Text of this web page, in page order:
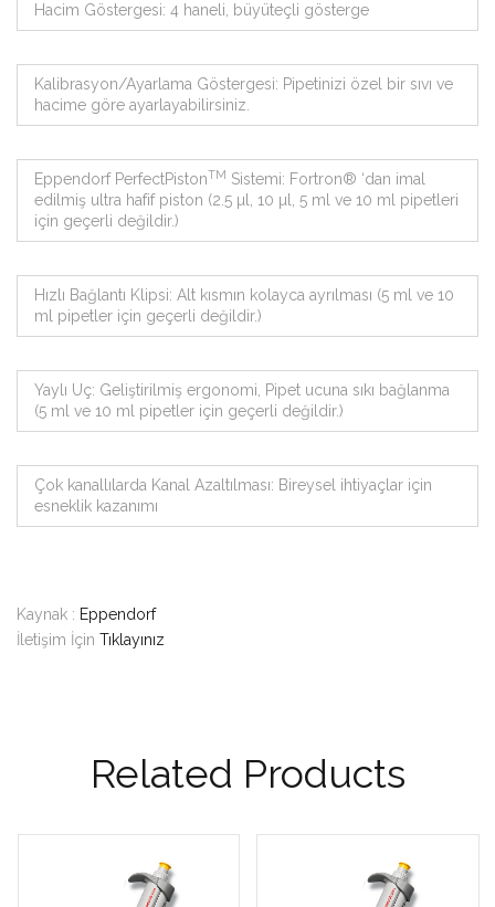
Hacim Göstergesi: 4 haneli, büyüteçli gösterge
Kalibrasyon/Ayarlama Göstergesi: Pipetinizi özel bir sıvı ve
hacime göre ayarlayabilirsiniz.
Eppendorf PerfectPistonTM Sistemi: Fortron® ‘dan imal
edilmiş ultra hafif piston (2.5 µl, 10 µl, 5 ml ve 10 ml pipetleri
için geçerli değildir.)
Hızlı Bağlantı Klipsi: Alt kısmın kolayca ayrılması (5 ml ve 10
ml pipetler için geçerli değildir.)
Yaylı Uç: Geliştirilmiş ergonomi, Pipet ucuna sıkı bağlanma
(5 ml ve 10 ml pipetler için geçerli değildir.)
Çok kanallılarda Kanal Azaltılması: Bireysel ihtiyaçlar için
esneklik kazanımı
Kaynak : Eppendorf
İletişim İçin Tıklayınız
Related Products